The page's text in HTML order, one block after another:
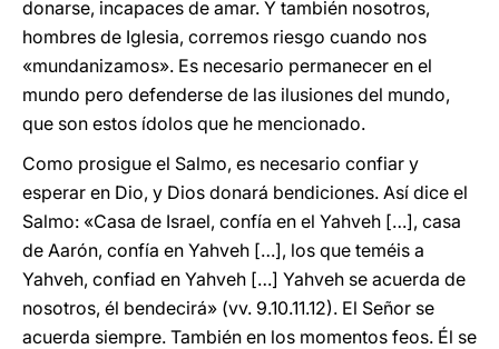
donarse, incapaces de amar. Y también nosotros,
hombres de Iglesia, corremos riesgo cuando nos
«mundanizamos». Es necesario permanecer en el
mundo pero defenderse de las ilusiones del mundo,
que son estos ídolos que he mencionado.
Como prosigue el Salmo, es necesario confiar y
esperar en Dio, y Dios donará bendiciones. Así dice el
Salmo: «Casa de Israel, confía en el Yahveh […], casa
de Aarón, confía en Yahveh […], los que teméis a
Yahveh, confiad en Yahveh […] Yahveh se acuerda de
nosotros, él bendecirá» (vv. 9.10.11.12). El Señor se
acuerda siempre. También en los momentos feos. Él se